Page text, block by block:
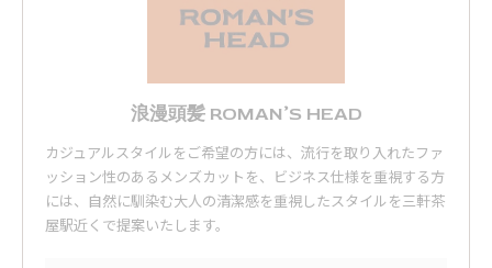
浪漫頭髪 ROMAN’S HEAD
カジュアルスタイルをご希望の方には、流行を取り入れたファ
ッション性のあるメンズカットを、ビジネス仕様を重視する方
には、自然に馴染む大人の清潔感を重視したスタイルを三軒茶
屋駅近くで提案いたします。